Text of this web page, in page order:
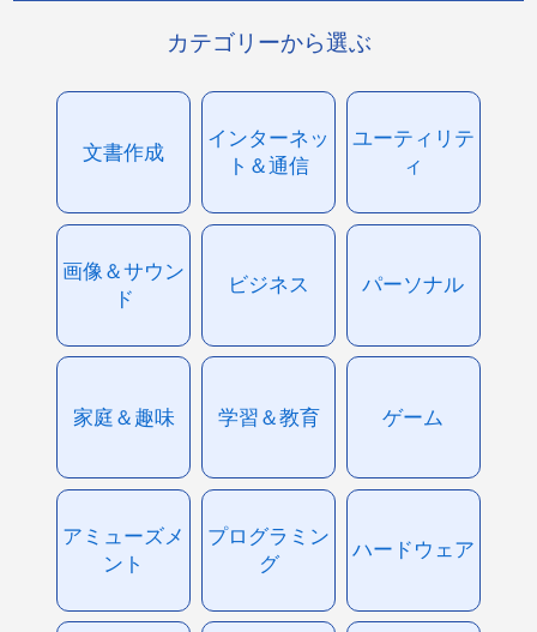
カテゴリーから選ぶ
文書作成
インターネッ
ト＆通信
ユーティリテ
ィ
画像＆サウン
ド
ビジネス パーソナル
家庭＆趣味 学習＆教育 ゲーム
アミューズメ
ント
プログラミン
グ
ハードウェア